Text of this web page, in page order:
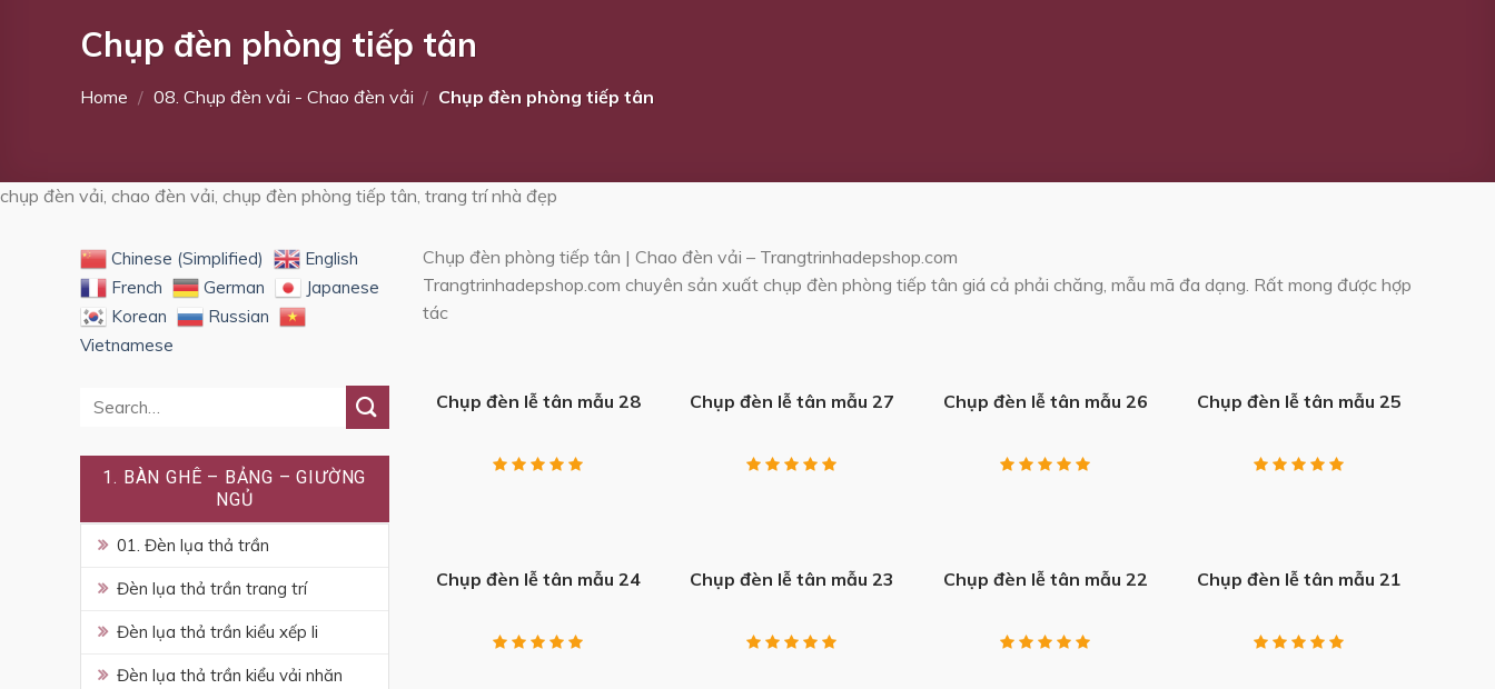
Chụp đèn phòng tiếp tân
Home / 08. Chụp đèn vải - Chao đèn vải / Chụp đèn phòng tiếp tân
chụp đèn vải, chao đèn vải, chụp đèn phòng tiếp tân, trang trí nhà đẹp
Chinese (Simplified)
English
French
German
Japanese
Korean
Russian
Vietnamese
1. BÀN GHÊ – BẢNG – GIƯỜNG
NGỦ
01. Đèn lụa thả trần
Đèn lụa thả trần trang trí
Đèn lụa thả trần kiểu xếp li
Đèn lụa thả trần kiểu vải nhăn
Chụp đèn phòng tiếp tân | Chao đèn vải – Trangtrinhadepshop.com
Trangtrinhadepshop.com chuyên sản xuất chụp đèn phòng tiếp tân giá cả phải chăng, mẫu mã đa dạng. Rất mong được hợp
tác
Chụp đèn lễ tân mẫu 28 Chụp đèn lễ tân mẫu 27 Chụp đèn lễ tân mẫu 26 Chụp đèn lễ tân mẫu 25
Chụp đèn lễ tân mẫu 24 Chụp đèn lễ tân mẫu 23 Chụp đèn lễ tân mẫu 22 Chụp đèn lễ tân mẫu 21